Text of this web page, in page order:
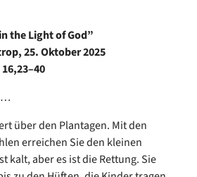
the Light of God”
25.Oktober 2025
über den Plantagen. Mit den
erreichen Sie den kleinen
kalt, aber es ist die Rettung. Sie